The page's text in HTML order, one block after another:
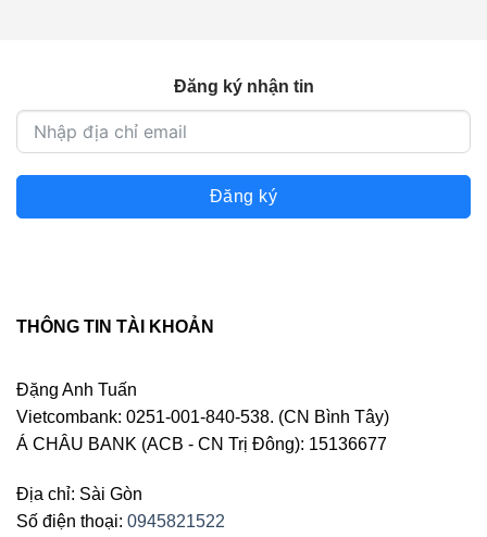
Đăng ký nhận tin
Đăng ký
THÔNG TIN TÀI KHOẢN
Đặng Anh Tuấn
Vietcombank: 0251-001-840-538. (CN Bình Tây)
Á CHÂU BANK (ACB - CN Trị Đông): 15136677
Địa chỉ: Sài Gòn
Số điện thoại: 0945821522